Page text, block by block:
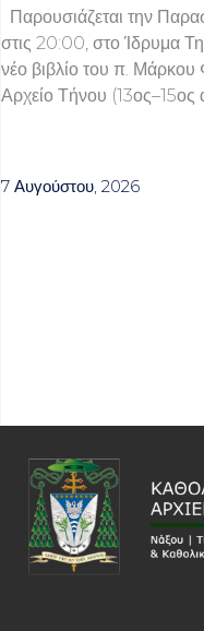
Παρουσιάζεται την
στις 20:00, στο Ίδρυμα
νέο βιβλίο του π.
Αρχείο Τήνου (13ος–15ος
7 Αυγούστου, 2026